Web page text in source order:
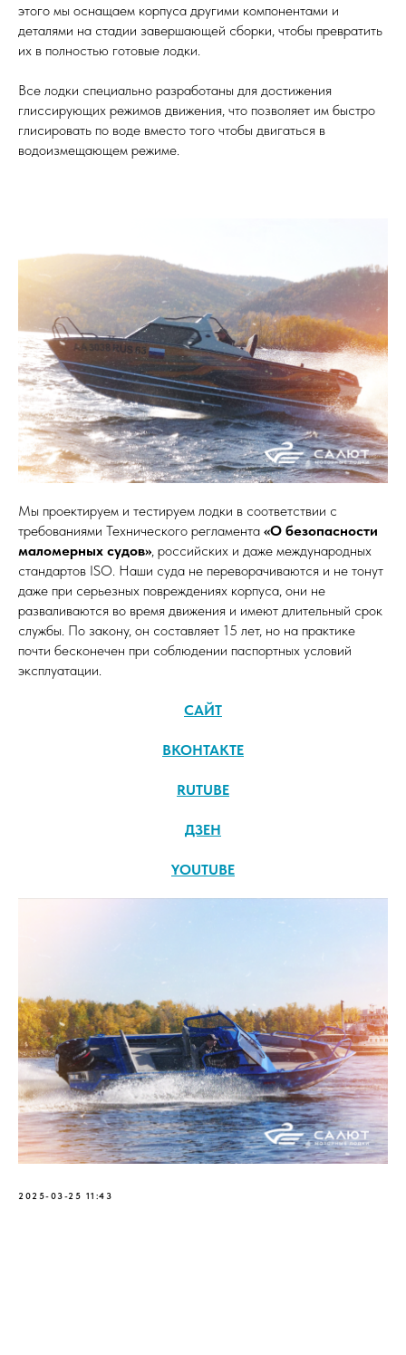
этого мы оснащаем корпуса другими компонентами и
деталями на стадии завершающей сборки, чтобы превратить
их в полностью готовые лодки.
Все лодки специально разработаны для достижения
глиссирующих режимов движения, что позволяет им быстро
глисировать по воде вместо того чтобы двигаться в
водоизмещающем режиме.
Мы проектируем и тестируем лодки в соответствии с
требованиями Технического регламента «О безопасности
маломерных судов», российских и даже международных
стандартов ISO. Наши суда не переворачиваются и не тонут
даже при серьезных повреждениях корпуса, они не
разваливаются во время движения и имеют длительный срок
службы. По закону, он составляет 15 лет, но на практике
почти бесконечен при соблюдении паспортных условий
эксплуатации.
САЙТ
ВКОНТАКТЕ
RUTUBE
ДЗЕН
YOUTUBE
2025-03-25 11:43